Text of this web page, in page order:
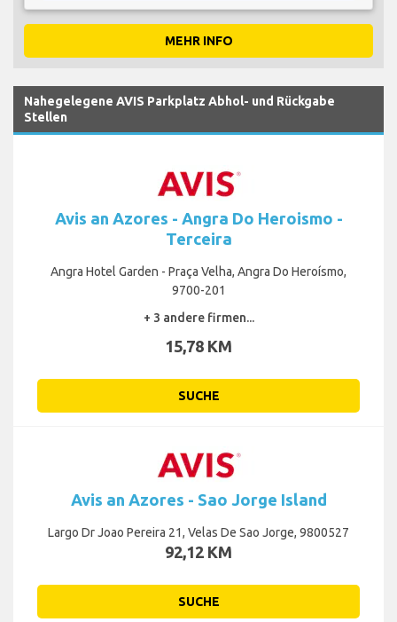
MEHR INFO
Nahegelegene AVIS Parkplatz Abhol- und Rückgabe
Stellen
Avis an Azores - Angra Do Heroismo -
Terceira
Angra Hotel Garden - Praça Velha, Angra Do Heroísmo,
9700-201
+ 3 andere firmen...
15,78 KM
SUCHE
Avis an Azores - Sao Jorge Island
Largo Dr Joao Pereira 21, Velas De Sao Jorge, 9800527
92,12 KM
SUCHE